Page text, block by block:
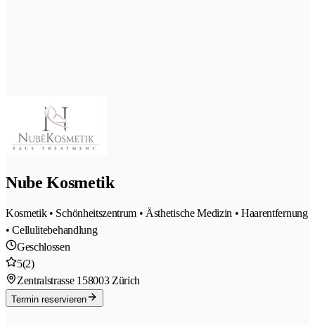
Nube Kosmetik
Kosmetik • Schönheitszentrum • Ästhetische Medizin • Haarentfernung
• Cellulitebehandlung
Geschlossen
5(2)
Zentralstrasse 158003 Zürich
Termin reservieren